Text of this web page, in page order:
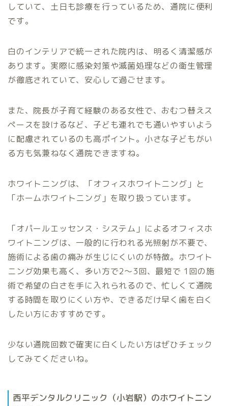
していて、土日も診療を行っているため、通院に便利
です。
白のインテリアで統一された院内は、明るく清潔感が
あります。実際に感染対策や滅菌処理などの衛生管理
が徹底されていて、安心して過ごせます。
また、院長が子育て経験のある女性で、おむつ替えス
ペースを設けるなど、子ども連れでも通いやすいよう
に配慮されているのも高ポイント。小さな子どもがい
る方も気兼ねなく通院できますね。
ホワイトニングは、「オフィスホワイトニング」と
「ホームホワイトニング」を取り扱っています。
「オパールエッセンス・システム」によるオフィスホ
ワイトニングは、一般的に行われる光照射が不要で、
施術による歯の痛みが生じにくいのが特徴。ホワイト
ニング効果も高く、多い方で2～3回、最短で 1回の施
術で希望の白さを手に入れられるので、忙しくて通院
する時間を取りにくい方や、できるだけ早く歯を白く
したい方におすすめです。
少ない通院回数で確実に白くしたい方はぜひチェック
してみてくださいね。
西平デンタルクリニック（小岩駅）のホワイトニン